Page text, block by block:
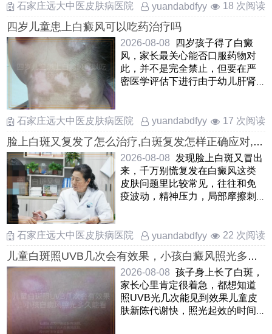
石家庄远大中医皮肤病医院
yuandabdfyy 18 次阅读
四岁儿童患上白癜风可以吃药治疗吗
2026-08-08
四岁孩子得了白癜
风，家长最关心能否口服药物对
此，并不是完全禁止，但要在严
密医学评估下进行由于幼儿肝肾
石家庄远大中医皮肤病医院
yuandabdfyy 17 次阅读
脸上白斑又复发了怎么治疗,白斑复发怎样正确应对,脸
上白癜风复发处理方式 2026-08-08
发现脸上白斑又冒出
来，千万别慌复发在白癜风这类
皮肤问题里比较常见，往往和免
疫波动，精神压力，局部摩擦刺
石家庄远大中医皮肤病医院
yuandabdfyy 22 次阅读
儿童白斑照UVB几次会有效果，小孩白癜风照光多久
能看到变化，儿童白癜风照UVB光治疗后几次显效
2026-08-08 孩子身上长了白斑，
家长心里肯定很着急，都想知道
照UVB光几次能见到效果儿童皮
肤新陈代谢快，照光起效的时间